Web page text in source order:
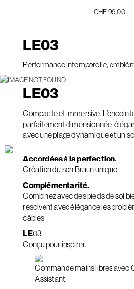
CHF 99.00
LE03
Performance intemporelle,
LE03
Compacte et immersive.
parfaitement dimensionnée,
avec une plage dynamique et un
Accordées à la perfection.
Création du son Braun unique.
Complémentarité.
Combinez avec des pieds de sol
resolvent avec élégance les
câbles.
LE03
Conçu pour inspirer.
Commande mains libres avec
Assistant.